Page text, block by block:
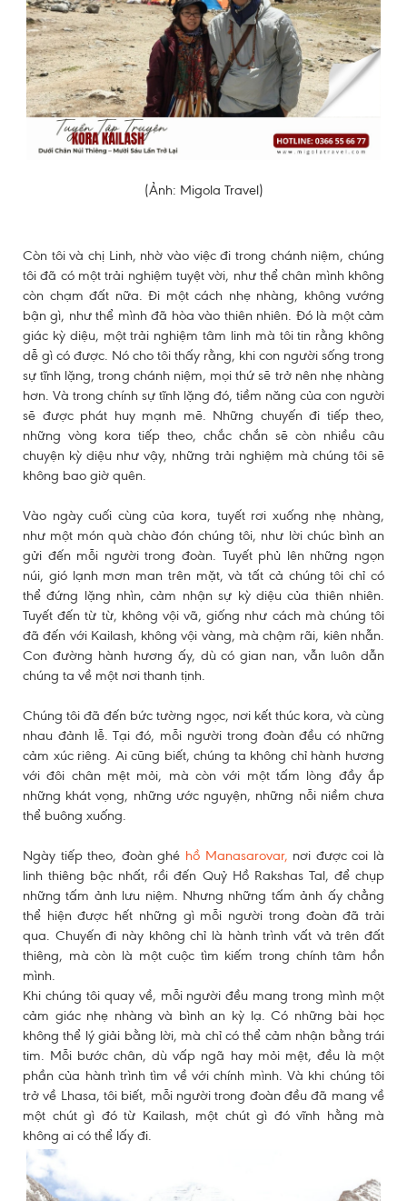
(Ảnh: Migola Travel)
Còn tôi và chị Linh, nhờ vào việc đi trong chánh niệm, chúng
tôi đã có một trải nghiệm tuyệt vời, như thể chân mình không
còn chạm đất nữa. Đi một cách nhẹ nhàng, không vướng
bận gì, như thể mình đã hòa vào thiên nhiên. Đó là một cảm
giác kỳ diệu, một trải nghiệm tâm linh mà tôi tin rằng không
dễ gì có được. Nó cho tôi thấy rằng, khi con người sống trong
sự tĩnh lặng, trong chánh niệm, mọi thứ sẽ trở nên nhẹ nhàng
hơn. Và trong chính sự tĩnh lặng đó, tiềm năng của con người
sẽ được phát huy mạnh mẽ. Những chuyến đi tiếp theo,
những vòng kora tiếp theo, chắc chắn sẽ còn nhiều câu
chuyện kỳ diệu như vậy, những trải nghiệm mà chúng tôi sẽ
không bao giờ quên.
Vào ngày cuối cùng của kora, tuyết rơi xuống nhẹ nhàng,
như một món quà chào đón chúng tôi, như lời chúc bình an
gửi đến mỗi người trong đoàn. Tuyết phủ lên những ngọn
núi, gió lạnh mơn man trên mặt, và tất cả chúng tôi chỉ có
thể đứng lặng nhìn, cảm nhận sự kỳ diệu của thiên nhiên.
Tuyết đến từ từ, không vội vã, giống như cách mà chúng tôi
đã đến với Kailash, không vội vàng, mà chậm rãi, kiên nhẫn.
Con đường hành hương ấy, dù có gian nan, vẫn luôn dẫn
chúng ta về một nơi thanh tịnh.
Chúng tôi đã đến bức tường ngọc, nơi kết thúc kora, và cùng
nhau đảnh lễ. Tại đó, mỗi người trong đoàn đều có những
cảm xúc riêng. Ai cũng biết, chúng ta không chỉ hành hương
với đôi chân mệt mỏi, mà còn với một tấm lòng đầy ắp
những khát vọng, những ước nguyện, những nỗi niềm chưa
thể buông xuống.
Ngày tiếp theo, đoàn ghé hồ Manasarovar, nơi được coi là
linh thiêng bậc nhất, rồi đến Quỷ Hồ Rakshas Tal, để chụp
những tấm ảnh lưu niệm. Nhưng những tấm ảnh ấy chẳng
thể hiện được hết những gì mỗi người trong đoàn đã trải
qua. Chuyến đi này không chỉ là hành trình vất vả trên đất
thiêng, mà còn là một cuộc tìm kiếm trong chính tâm hồn
mình.
Khi chúng tôi quay về, mỗi người đều mang trong mình một
cảm giác nhẹ nhàng và bình an kỳ lạ. Có những bài học
không thể lý giải bằng lời, mà chỉ có thể cảm nhận bằng trái
tim. Mỗi bước chân, dù vấp ngã hay mỏi mệt, đều là một
phần của hành trình tìm về với chính mình. Và khi chúng tôi
trở về Lhasa, tôi biết, mỗi người trong đoàn đều đã mang về
một chút gì đó từ Kailash, một chút gì đó vĩnh hằng mà
không ai có thể lấy đi.